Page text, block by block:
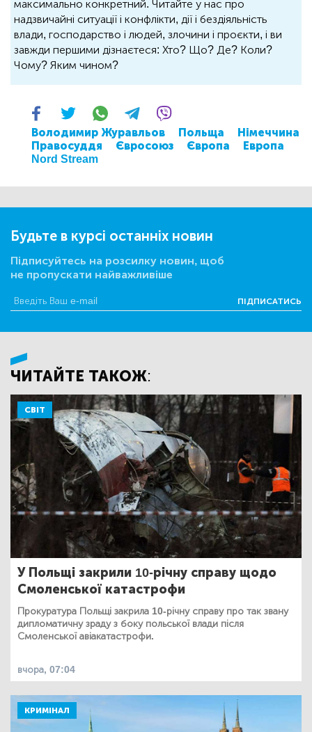
максимально конкретний. Читайте у нас про
надзвичайні ситуації і конфлікти, дії і бездіяльність
влади, господарство і людей, злочини і проєкти, і ви
завжди першими дізнаєтеся: Хто? Що? Де? Коли?
Чому? Яким чином?
Володимир Журавльов Польща
Німеччина
Правосуддя
Євросоюз Європа
Европа
Nord Stream
Будьте в курсі останніх новин
Підписуйтесь на розсилку новин, щоб
не пропускати найважливіше
ПІДПИСАТИСЬ
ЧИТАЙТЕ ТАКОЖ:
СВІТ
У Польщі закрили 10-річну справу щодо
Смоленської катастрофи
Прокуратура Польщі закрила 10-річну справу про так звану
дипломатичну зраду з боку польської влади після
Смоленської авіакатастрофи.
вчора, 07:04
КРИМІНАЛ